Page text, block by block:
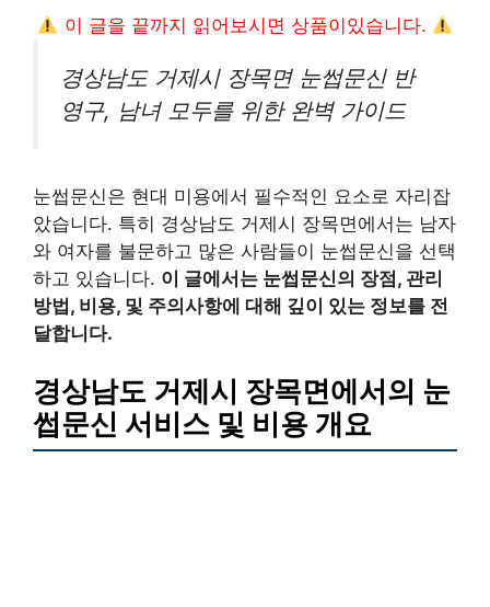
이 글을 끝까지 읽어보시면 상품이있습니다.
경상남도 거제시 장목면 눈썹문신 반
영구, 남녀 모두를 위한 완벽 가이드
눈썹문신은 현대 미용에서 필수적인 요소로 자리잡
았습니다. 특히 경상남도 거제시 장목면에서는 남자
와 여자를 불문하고 많은 사람들이 눈썹문신을 선택
하고 있습니다. 이 글에서는 눈썹문신의 장점, 관리
방법, 비용, 및 주의사항에 대해 깊이 있는 정보를 전
달합니다.
경상남도 거제시 장목면에서의 눈
썹문신 서비스 및 비용 개요